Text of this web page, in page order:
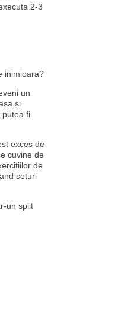
2-3
inimioara?
un
si
putea fi
exces de
cuvine de
de
seturi
un split